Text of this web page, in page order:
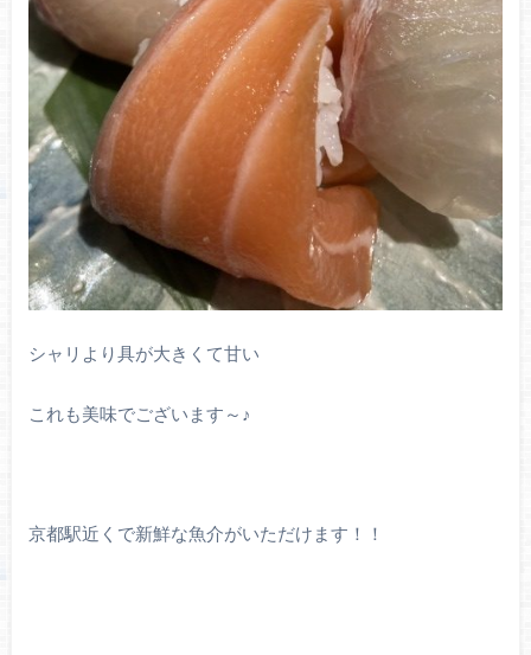
シャリより具が大きくて甘い
これも美味でございます～♪
京都駅近くで新鮮な魚介がいただけます！！